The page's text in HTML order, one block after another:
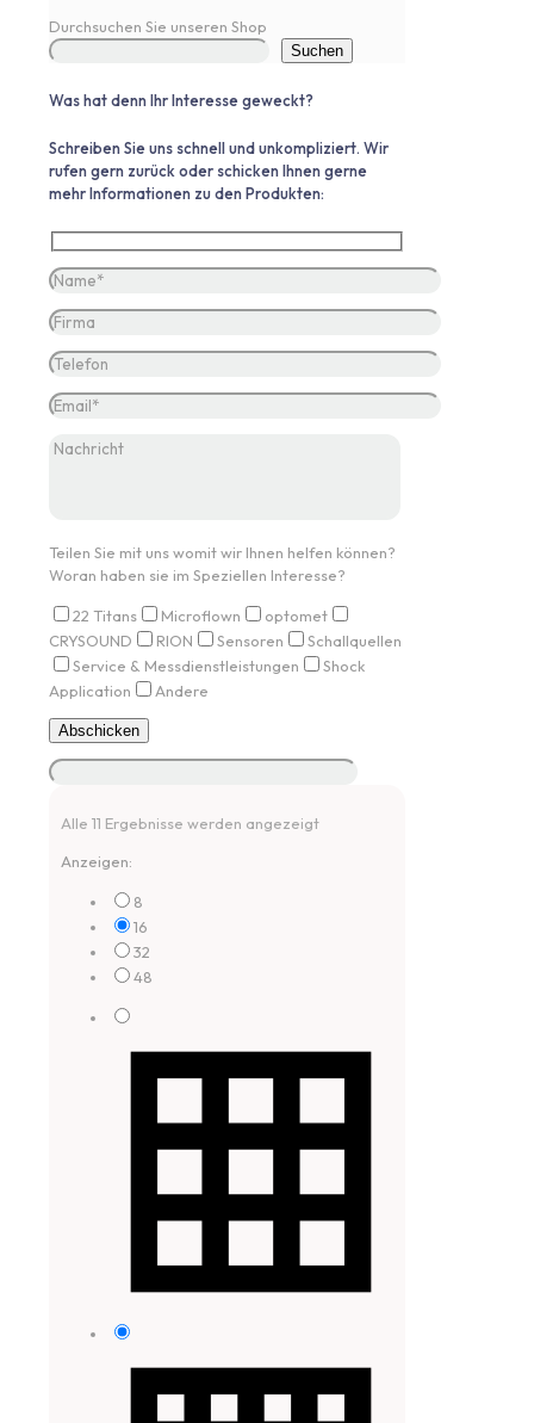
Durchsuchen Sie unseren Shop
Suchen
Was hat denn Ihr Interesse geweckt?
Schreiben Sie uns schnell und unkompliziert. Wir
rufen gern zurück oder schicken Ihnen gerne
mehr Informationen zu den Produkten:
Teilen Sie mit uns womit wir Ihnen helfen können?
Woran haben sie im Speziellen Interesse?
22 Titans Microflown
optomet
CRYSOUND
RION Sensoren
Schallquellen
Service & Messdienstleistungen
Shock
Application
Andere
Alle 11 Ergebnisse werden angezeigt
Anzeigen:
8
16
32
48